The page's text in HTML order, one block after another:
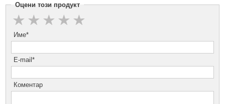
Оцени този продукт
Име*
E-mail*
Коментар